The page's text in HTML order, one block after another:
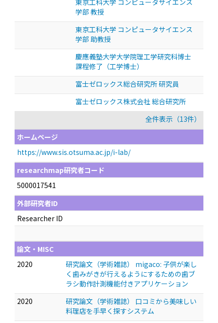
東京工科大学 コンピュータサイエンス
学部 教授
東京工科大学 コンピュータサイエンス
学部 助教授
慶應義塾大学大学院理工学研究科博士
課程修了（工学博士）
富士ゼロックス総合研究所 研究員
富士ゼロックス株式会社 総合研究所
全件表示（13件）
ホームページ
https://www.sis.otsuma.ac.jp/i-lab/
researchmap研究者コード
5000017541
外部研究者ID
Researcher ID
論文・MISC
2020
研究論文（学術雑誌） migaco: 子供が楽し
く歯みがきが行えるようにするための歯ブ
ラシ動作計測機能付きアプリケーション
2020
研究論文（学術雑誌） 口コミから美味しい
料理店を手早く探すシステム